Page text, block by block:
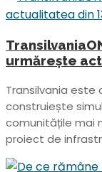
urmărește
Transilvania
construiește
comunitățile mai
proiect de